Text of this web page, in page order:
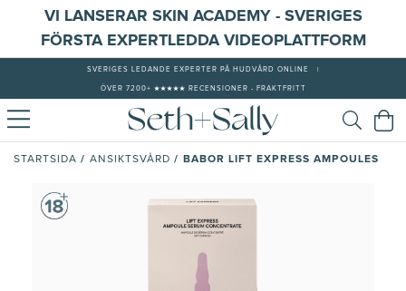
VI LANSERAR SKIN ACADEMY - SVERIGES
FÖRSTA EXPERTLEDDA VIDEOPLATTFORM
SVERIGES LEDANDE EXPERTER PÅ HUDVÅRD ONLINE
ÖVER 7200+ ★★★★★ RECENSIONER - FRAKTFRITT
STARTSIDA / ANSIKTSVÅRD / BABOR LIFT EXPRESS AMPOULES